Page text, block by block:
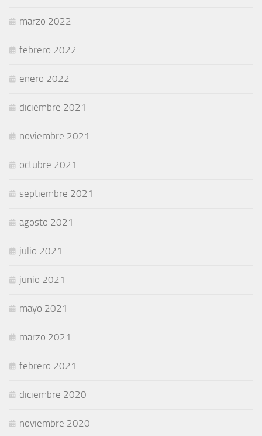
marzo 2022
febrero 2022
enero 2022
diciembre 2021
noviembre 2021
octubre 2021
septiembre 2021
agosto 2021
julio 2021
junio 2021
mayo 2021
marzo 2021
febrero 2021
diciembre 2020
noviembre 2020